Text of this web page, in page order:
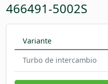
466491-5002S
Variante
Turbo de intercambio